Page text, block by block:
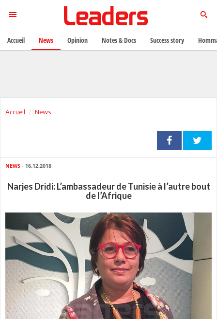
Accueil News
NEWS - 16.12.2018
Narjes Dridi: L’ambassadeur de Tunisie à l’autre bout
de l’Afrique
Accueil News Opinion Notes & Docs Success story